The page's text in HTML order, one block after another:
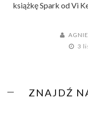
książkę Spark od Vi
3
ZNAJDŹ